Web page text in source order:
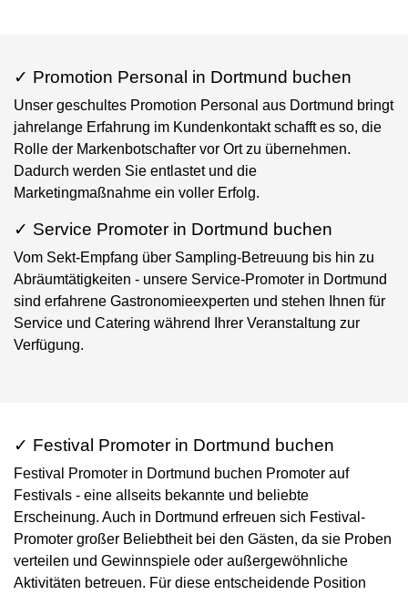
✓ Promotion Personal in Dortmund buchen
Unser geschultes Promotion Personal aus Dortmund bringt
jahrelange Erfahrung im Kundenkontakt schafft es so, die
Rolle der Markenbotschafter vor Ort zu übernehmen.
Dadurch werden Sie entlastet und die
Marketingmaßnahme ein voller Erfolg.
✓ Service Promoter in Dortmund buchen
Vom Sekt-Empfang über Sampling-Betreuung bis hin zu
Abräumtätigkeiten - unsere Service-Promoter in Dortmund
sind erfahrene Gastronomieexperten und stehen Ihnen für
Service und Catering während Ihrer Veranstaltung zur
Verfügung.
✓ Festival Promoter in Dortmund buchen
Festival Promoter in Dortmund buchen Promoter auf
Festivals - eine allseits bekannte und beliebte
Erscheinung. Auch in Dortmund erfreuen sich Festival-
Promoter großer Beliebtheit bei den Gästen, da sie Proben
verteilen und Gewinnspiele oder außergewöhnliche
Aktivitäten betreuen. Für diese entscheidende Position